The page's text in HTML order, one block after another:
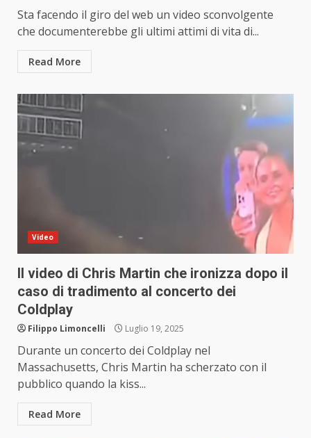
Sta facendo il giro del web un video sconvolgente
che documenterebbe gli ultimi attimi di vita di...
Read More
Video
Il video di Chris Martin che ironizza dopo il
caso di tradimento al concerto dei
Coldplay
Filippo Limoncelli Luglio 19, 2025
Durante un concerto dei Coldplay nel
Massachusetts, Chris Martin ha scherzato con il
pubblico quando la kiss...
Read More